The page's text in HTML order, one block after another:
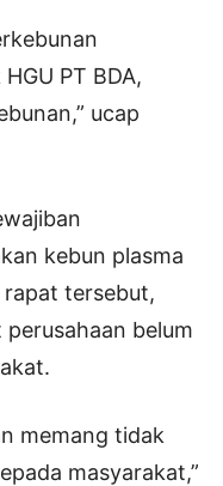
PT BDA,
ucap
kebun plasma
rapat tersebut,
belum
memang tidak
masyarakat,”